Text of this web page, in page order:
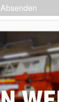
Absenden